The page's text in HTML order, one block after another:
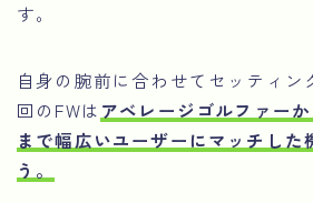
す。
自身の腕前に合わせてセッティン
回のFWは アベレージゴルファー
まで幅広いユーザーにマッチした
う。